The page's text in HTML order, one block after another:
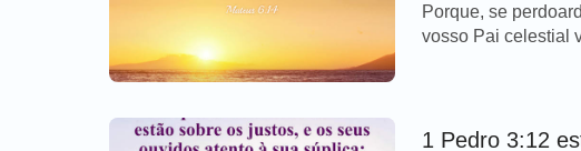
Porque, se
vosso Pai celestial
aos homens as
1 Pedro 3:12